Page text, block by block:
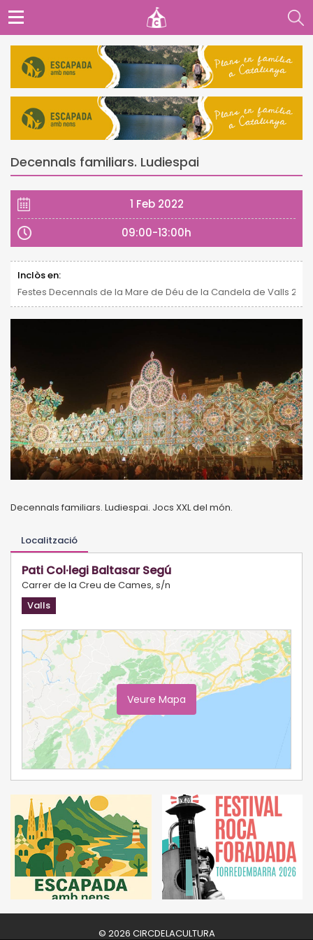
Decennals familiars. Ludiespai
1 Feb 2022
09:00-13:00h
Inclòs en:
Festes Decennals de la Mare de Déu de la Candela de Valls 2021
Decennals familiars. Ludiespai. Jocs XXL del món.
Localització
Pati Col·legi Baltasar Segú
Carrer de la Creu de Cames, s/n
Valls
Veure Mapa
© 2026 CIRCDELACULTURA